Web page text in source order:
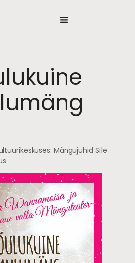
Mängujuhid Sille